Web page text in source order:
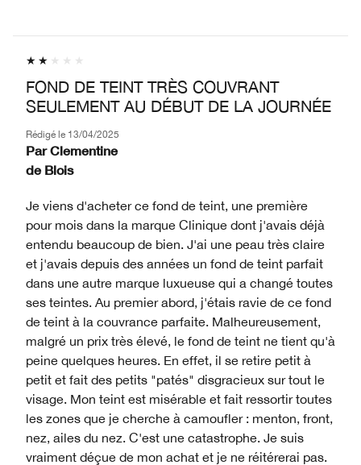
FOND DE TEINT TRÈS COUVRANT
SEULEMENT AU DÉBUT DE LA JOURNÉE
Rédigé le 13/04/2025
Par Clementine
de Blois
Je viens d'acheter ce fond de teint, une première
pour mois dans la marque Clinique dont j'avais déjà
entendu beaucoup de bien. J'ai une peau très claire
et j'avais depuis des années un fond de teint parfait
dans une autre marque luxueuse qui a changé toutes
ses teintes. Au premier abord, j'étais ravie de ce fond
de teint à la couvrance parfaite. Malheureusement,
malgré un prix très élevé, le fond de teint ne tient qu'à
peine quelques heures. En effet, il se retire petit à
petit et fait des petits "patés" disgracieux sur tout le
visage. Mon teint est misérable et fait ressortir toutes
les zones que je cherche à camoufler : menton, front,
nez, ailes du nez. C'est une catastrophe. Je suis
vraiment déçue de mon achat et je ne réitérerai pas.